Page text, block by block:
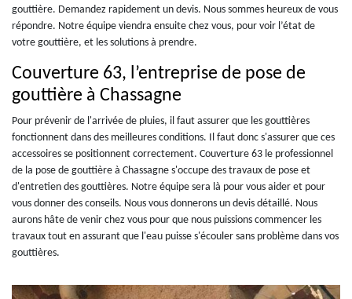
gouttière. Demandez rapidement un devis. Nous sommes heureux de vous
répondre. Notre équipe viendra ensuite chez vous, pour voir l’état de
votre gouttière, et les solutions à prendre.
Couverture 63, l’entreprise de pose de
gouttière à Chassagne
Pour prévenir de l'arrivée de pluies, il faut assurer que les gouttières
fonctionnent dans des meilleures conditions. Il faut donc s'assurer que ces
accessoires se positionnent correctement. Couverture 63 le professionnel
de la pose de gouttière à Chassagne s'occupe des travaux de pose et
d'entretien des gouttières. Notre équipe sera là pour vous aider et pour
vous donner des conseils. Nous vous donnerons un devis détaillé. Nous
aurons hâte de venir chez vous pour que nous puissions commencer les
travaux tout en assurant que l'eau puisse s'écouler sans problème dans vos
gouttières.